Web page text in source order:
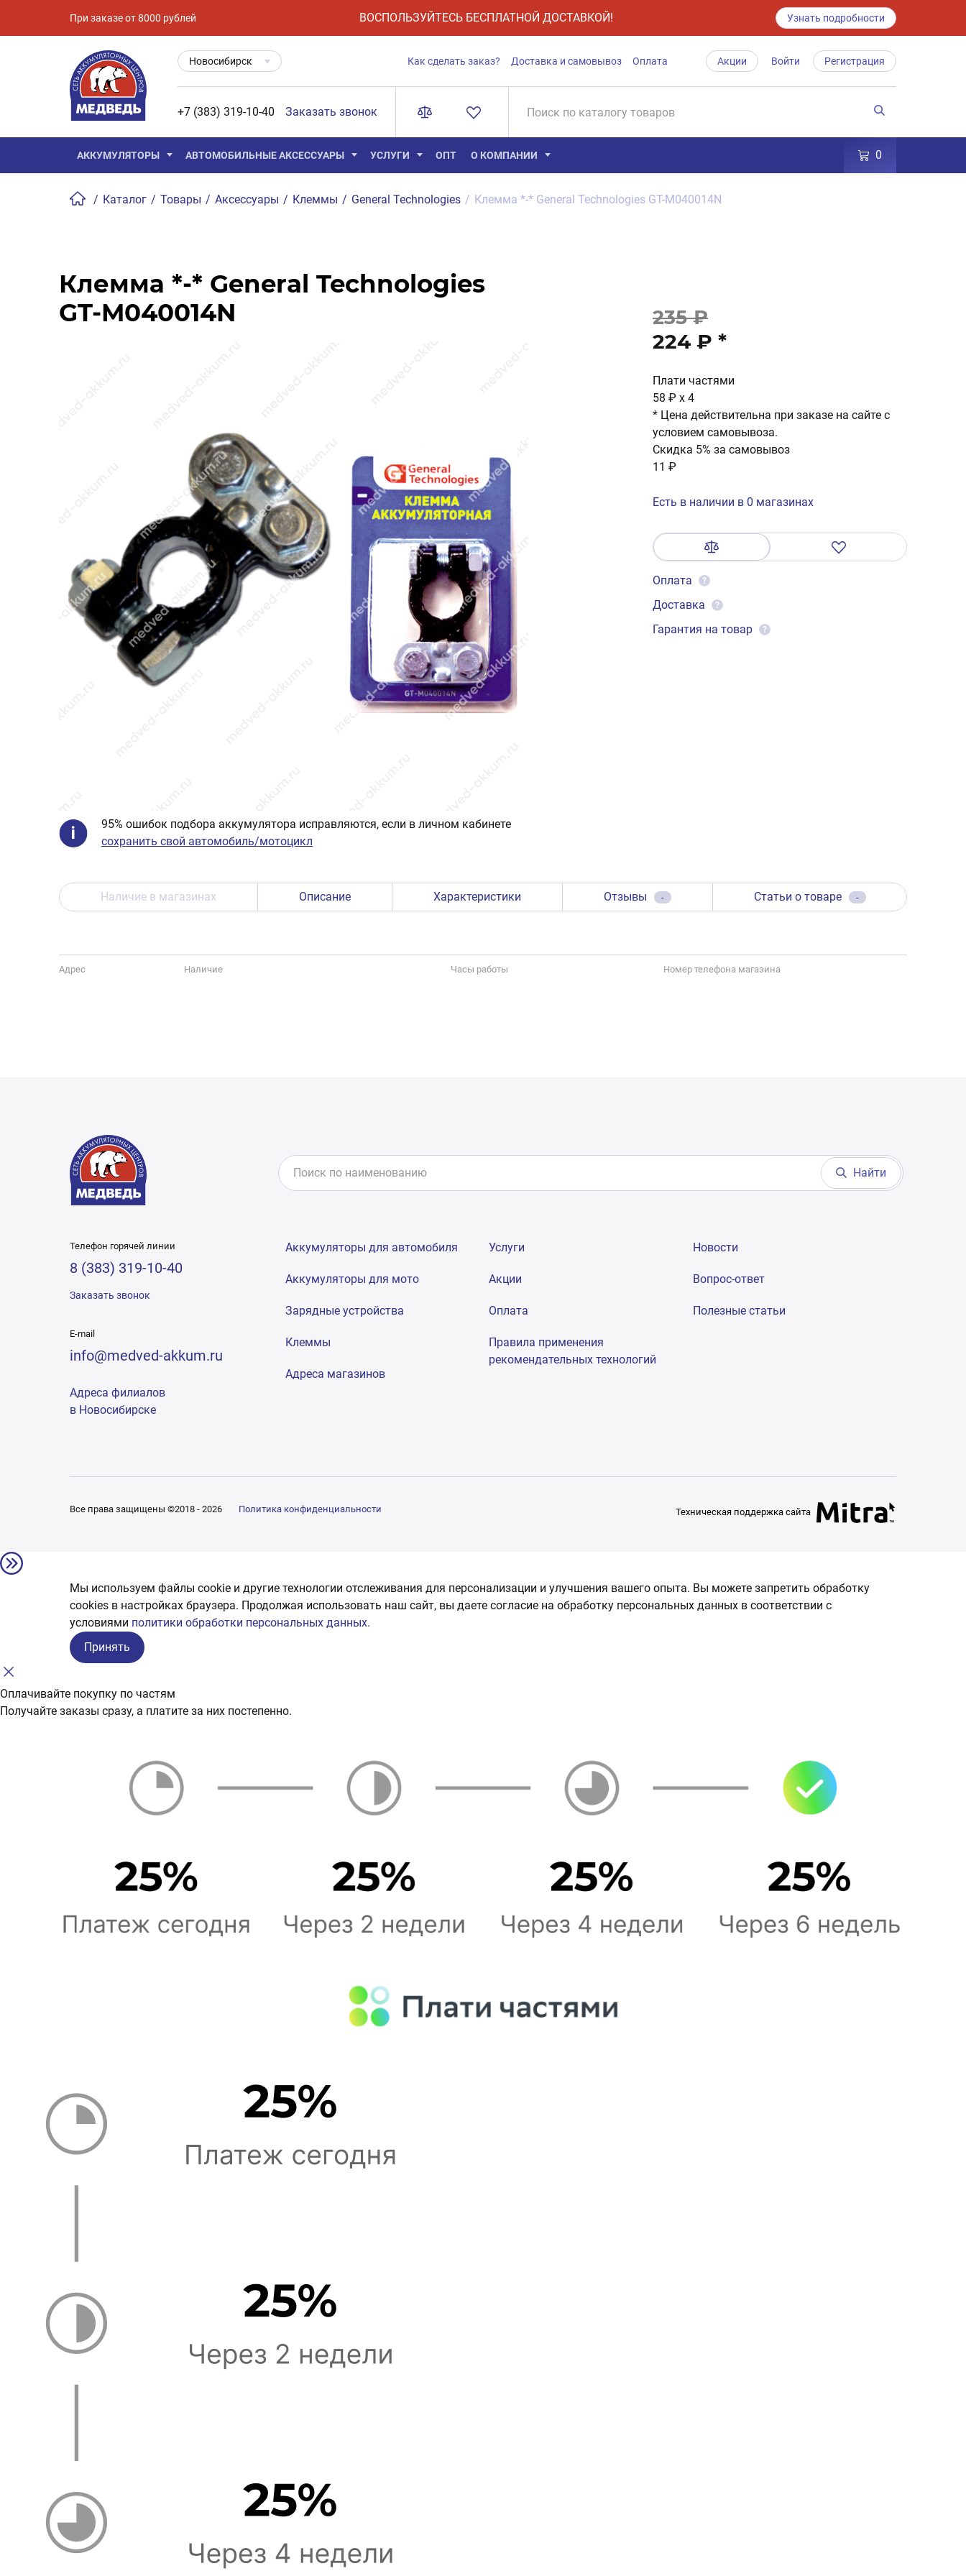
При заказе от 8000 рублей ВОСПОЛЬЗУЙТЕСЬ БЕСПЛАТНОЙ ДОСТАВКОЙ! Узнать подробности
Новосибирск Как сделать заказ? Доставка и самовывоз Оплата Акции Войти Регистрация
+7 (383) 319-10-40 Заказать звонок
АККУМУЛЯТОРЫ АВТОМОБИЛЬНЫЕ АКСЕССУАРЫ УСЛУГИ ОПТ О КОМПАНИИ 0
/ Каталог / Товары / Аксессуары / Клеммы / General Technologies / Клемма *-* General Technologies GT-M040014N
Клемма *-* General Technologies
GT-M040014N
95% ошибок подбора аккумулятора исправляются, если в личном кабинете
сохранить свой автомобиль/мотоцикл
235 ₽
224 ₽ *
Плати частями
58 ₽ x 4
* Цена действительна при заказе на сайте с
условием самовывоза.
Скидка 5% за самовывоз
11 ₽
Есть в наличии в 0 магазинах
Оплата ?
Доставка ?
Гарантия на товар ?
Наличие в магазинах Описание Характеристики Отзывы - Статьи о товаре -
Адрес Наличие Часы работы Номер телефона магазина
Найти
Телефон горячей линии
8 (383) 319-10-40
Заказать звонок
E-mail
info@medved-akkum.ru
Адреса филиалов
в Новосибирске
Аккумуляторы для автомобиля
Аккумуляторы для мото
Зарядные устройства
Клеммы
Адреса магазинов
Услуги
Акции
Оплата
Правила применения
рекомендательных технологий
Новости
Вопрос-ответ
Полезные статьи
Все права защищены ©2018 - 2026 Политика конфиденциальности Техническая поддержка сайта
Мы используем файлы cookie и другие технологии отслеживания для персонализации и улучшения вашего опыта. Вы можете запретить обработку
сookies в настройках браузера. Продолжая использовать наш сайт, вы даете согласие на обработку персональных данных в соответствии с
условиями политики обработки персональных данных.
Принять
Оплачивайте покупку по частям
Получайте заказы сразу, а платите за них постепенно.